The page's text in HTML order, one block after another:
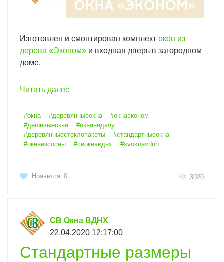
Изготовлен и смонтирован комплект окон из
дерева «Эконом» и входная дверь в загородном
доме.
Читать далее
#окна #деревянныеокна
#окнаэконом
#дешевыеокна
#окнанадачу
#деревянныестеклопакеты
#стандартныеокна
#окнаизсосны
#свокнавднх #svoknavdnh
Нравится 0 3020
СВ Окна ВДНХ
22.04.2020 12:17:00
Стандартные размеры